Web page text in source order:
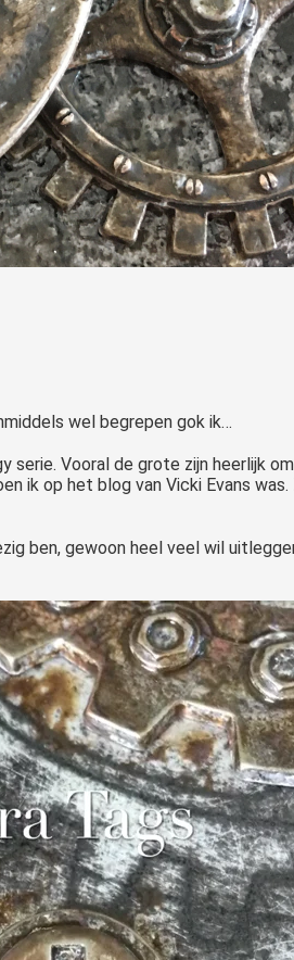
wel begrepen gok ik…
Vooral de grote zijn heerlijk
ik op het blog van Vicki Evans
ben, gewoon heel veel wil